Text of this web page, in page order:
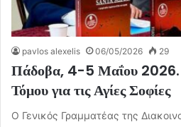
pavlos alexelis 06/05/2026 29
Πάδοβα, 4-5 Μαΐου 2026.
Τόμου για τις Αγίες Σοφίες
Ο Γενικός Γραμματέας της